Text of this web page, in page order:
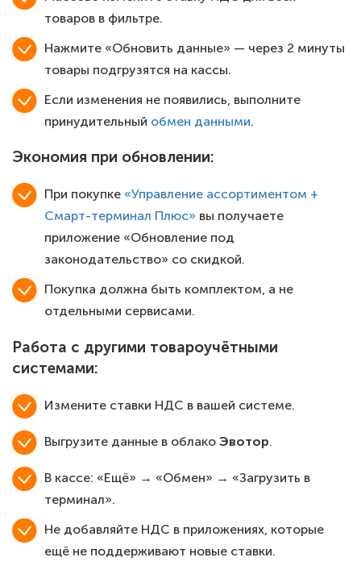
товаров в фильтре.
Нажмите «Обновить данные» — через 2 минуты
товары подгрузятся на кассы.
Если изменения не появились, выполните
принудительный обмен данными.
Экономия при обновлении:
При покупке «Управление ассортиментом +
Смарт-терминал Плюс» вы получаете
приложение «Обновление под
законодательство» со скидкой.
Покупка должна быть комплектом, а не
отдельными сервисами.
Работа с другими товароучётными
системами:
Измените ставки НДС в вашей системе.
Выгрузите данные в облако Эвотор.
В кассе: «Ещё» → «Обмен» → «Загрузить в
терминал».
Не добавляйте НДС в приложениях, которые
ещё не поддерживают новые ставки.